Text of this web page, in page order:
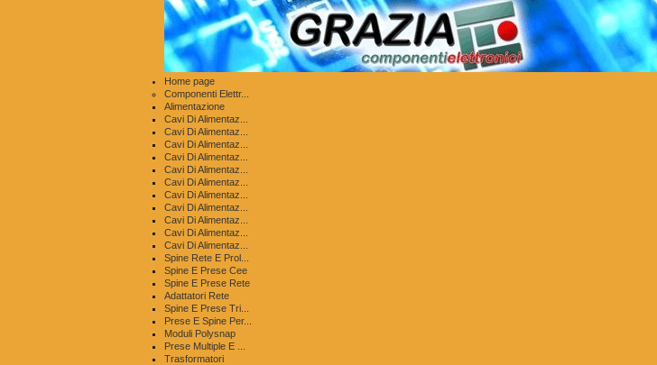
Home page
Componenti Elettr...
Alimentazione
Cavi Di Alimentaz...
Cavi Di Alimentaz...
Cavi Di Alimentaz...
Cavi Di Alimentaz...
Cavi Di Alimentaz...
Cavi Di Alimentaz...
Cavi Di Alimentaz...
Cavi Di Alimentaz...
Cavi Di Alimentaz...
Cavi Di Alimentaz...
Cavi Di Alimentaz...
Spine Rete E Prol...
Spine E Prese Cee
Spine E Prese Rete
Adattatori Rete
Spine E Prese Tri...
Prese E Spine Per...
Moduli Polysnap
Prese Multiple E ...
Trasformatori